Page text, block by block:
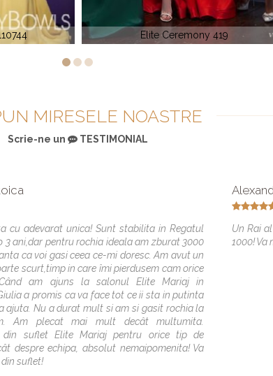
419 Sparkle 71433
MIRESELE NOASTRE
Scrie-ne un TESTIMONIAL
cu adevarat unica! Sunt stabilita in Regatul
3 ani,dar pentru rochia ideala am zburat 3000
ca voi gasi ceea ce-mi doresc. Am avut un
scurt,timp in care îmi pierdusem cam orice
am ajuns la salonul Elite Mariaj in
a promis ca va face tot ce ii sta in putinta
ajuta. Nu a durat mult si am si gasit rochia la
Am plecat mai mult decât multumita.
din suflet Elite Mariaj pentru orice tip de
despre echipa, absolut nemaipomenita! Va
suflet!
Un Rai
1000! Va